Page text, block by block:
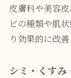
皮膚科や美容
ビの種類や肌
り効果的に改
シミ・くすみ